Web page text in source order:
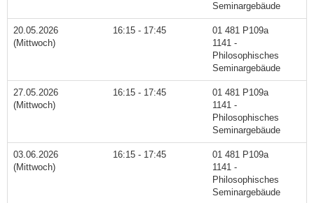
Seminargebäude
20.05.2026
(Mittwoch)
16:15 - 17:45
01 481 P109a
1141 -
Philosophisches
Seminargebäude
27.05.2026
(Mittwoch)
16:15 - 17:45
01 481 P109a
1141 -
Philosophisches
Seminargebäude
03.06.2026
(Mittwoch)
16:15 - 17:45
01 481 P109a
1141 -
Philosophisches
Seminargebäude